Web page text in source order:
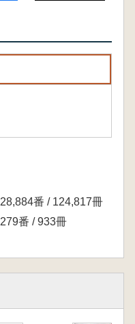
28,884番 / 124,817冊
279番 / 933冊